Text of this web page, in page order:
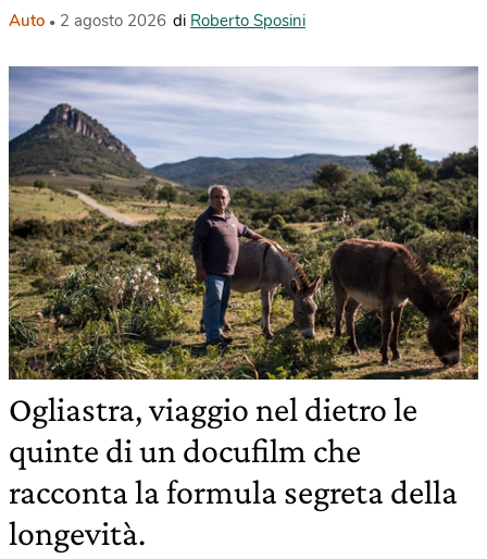
Auto 2 agosto 2026 di Roberto Sposini
Ogliastra, viaggio nel dietro le
quinte di un docufilm che
racconta la formula segreta della
longevità.